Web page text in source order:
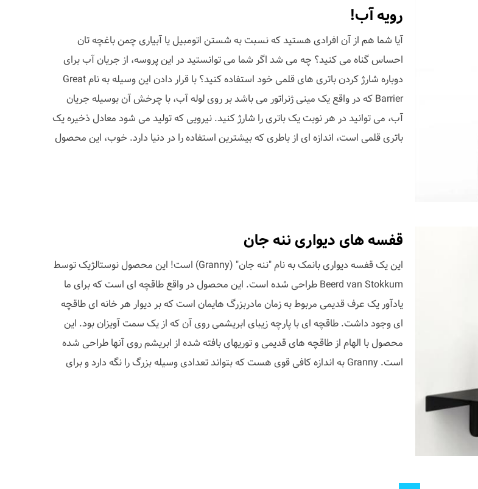
رویه آب!
آیا شما هم از آن افرادی هستید که نسبت به شستن اتومبیل یا آبیاری چمن باغچه تان
احساس گناه می کنید؟ چه می شد اگر شما می توانستید در این پروسه، از جریان آب برای
دوباره شارژ کردن باتری های قلمی خود استفاده کنید؟ با قرار دادن این وسیله به نام Great
Barrier که در واقع یک مینی ژنراتور می باشد بر روی لوله آب، با چرخش آن بوسیله جریان
آب، می توانید در هر نوبت یک باتری را شارژ کنید. نیرویی که تولید می شود معادل ذخیره یک
باتری قلمی است، اندازه ای از باطری که بیشترین استفاده را در دنیا دارد. خوب، این محصول
قفسه های دیواری ننه جان
این یک قفسه دیواری بانمک به نام "ننه جان" (Granny) است! این محصول نوستالژیک توسط
Beerd van Stokkum طراحی شده است. این محصول در واقع طاقچه ای است که برای ما
یادآور یک عرف قدیمی مربوط به زمان مادربزرگ هایمان است که بر دیوار هر خانه ای طاقچه
ای وجود داشت. طاقچه ای با پارچه زیبای ابریشمی روی آن که از یک سمت آویزان بود. این
محصول با الهام از طاقچه های قدیمی و توریهای بافته شده از ابریشم روی آنها طراحی شده
است. Granny به اندازه کافی قوی هست که بتواند تعدادی وسیله بزرگ را نگه دارد و برای